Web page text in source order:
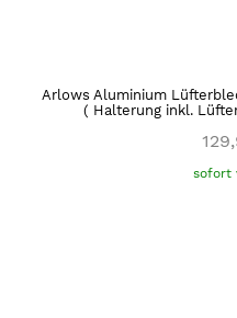
Arlows Aluminium
( Halterung inkl.
sofort